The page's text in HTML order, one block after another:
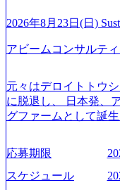
能 社内転職が活発で
ことが可能 事業開発
ス」型の組織体。社
165942_70f09968-
p ## 働き方／WLB／
スがあり、 働き甲斐
ため事業創造の自由
的な成長を若手に任
ョンメリットを重視
ジタル人材育成の支援
2/Accenture-Recruiting-
rs/corporate/document/
のキャリアブログ
careers-blog) 江川社長
kkei.com/atcl/gen/19/
6218) 大手広告代理店
材が集結するワケ
ジニアからコンサル
2026年8月23日(日)
アビームコンサルテ
元々はデロイトトウ
に脱退し、 日本発、
グファームとして誕
供している日系最大
『Build Beyond As
企業や組織の変革を
応募期限
スケジュール